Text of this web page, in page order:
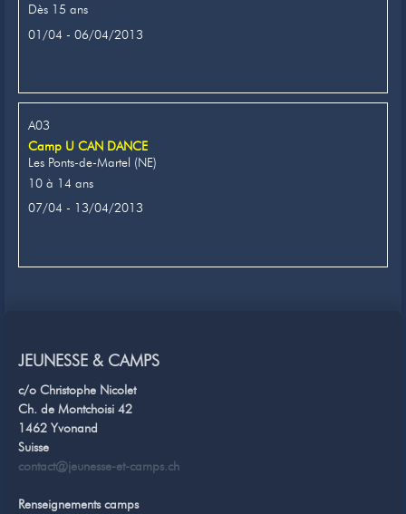
Dès 15 ans
01/04 - 06/04/2013
A03
Camp U CAN DANCE
Les Ponts-de-Martel (NE)
10 à 14 ans
07/04 - 13/04/2013
JEUNESSE & CAMPS
c/o Christophe Nicolet
Ch. de Montchoisi 42
1462 Yvonand
Suisse
contact@jeunesse-et-camps.ch
Renseignements camps